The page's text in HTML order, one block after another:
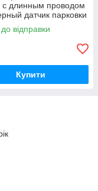
длинным проводом
датчик парковки
відправки
Купити